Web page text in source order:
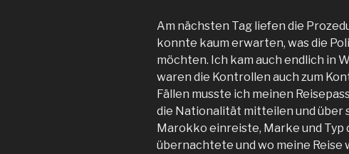
Am nächsten Tag liefen die
konnte kaum erwarten, was die
möchten. Ich kam auch endlich in
waren die Kontrollen auch zum
Fällen musste ich meinen
die Nationalität mitteilen und über
Marokko einreiste, Marke und Typ
übernachtete und wo meine Reise